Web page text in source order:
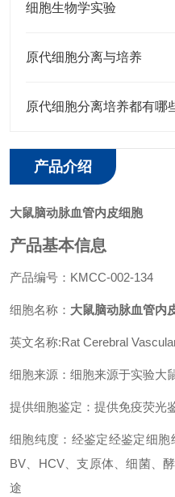
细胞生物学实验
原代细胞分离与培养
原代细胞分离培养都有哪
产品介绍
大鼠脑动脉血管内皮细胞
产品基本信息
产品编号：KMCC-002-134
细胞名称： 大鼠脑动脉血管内
英文名称:Rat Cerebral
细胞来源：细胞来源于实验大
提供细胞鉴定：提供免疫荧光
细胞纯度：经鉴定经鉴定细胞
BV、HCV、支原体、细菌、
途